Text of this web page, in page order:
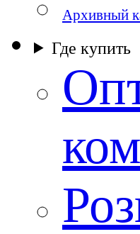
Архивный
Где купить